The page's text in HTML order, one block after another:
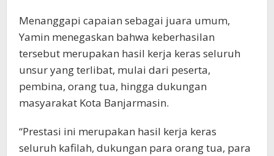
Menanggapi capaian sebagai juara umum,
Yamin menegaskan bahwa keberhasilan
tersebut merupakan hasil kerja keras seluruh
unsur yang terlibat, mulai dari peserta,
pembina, orang tua, hingga dukungan
masyarakat Kota Banjarmasin.
“Prestasi ini merupakan hasil kerja keras
seluruh kafilah, dukungan para orang tua, para